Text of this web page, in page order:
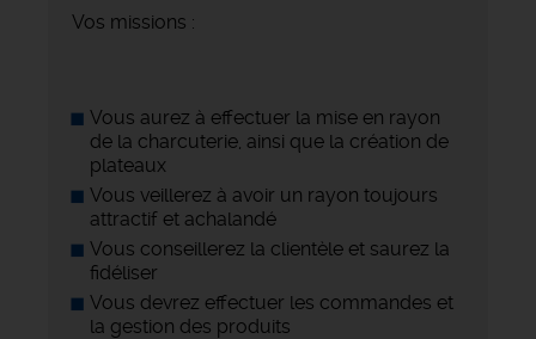
Vos missions :
Vous aurez à effectuer la mise en rayon
de la charcuterie, ainsi que la création de
plateaux
Vous veillerez à avoir un rayon toujours
attractif et achalandé
Vous conseillerez la clientèle et saurez la
fidéliser
Vous devrez effectuer les commandes et
la gestion des produits